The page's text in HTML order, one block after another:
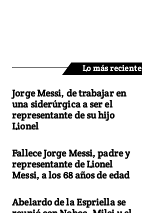
Lo más reciente
Jorge Messi, de trabajar en
una siderúrgica a ser el
representante de su hijo
Lionel
Fallece Jorge Messi, padre y
representante de Lionel
Messi, a los 68 años de edad
Abelardo de la Espriella se